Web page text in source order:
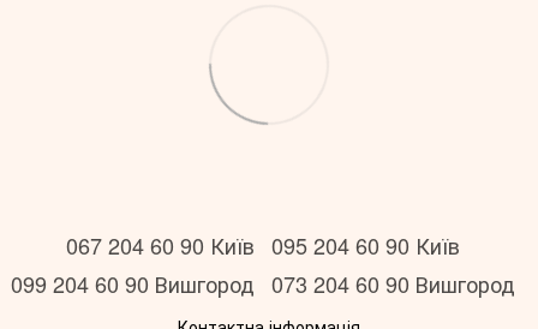
067 204 60 90 Київ 095 204 60 90 Київ
099 204 60 90 Вишгород 073 204 60 90 Вишгород